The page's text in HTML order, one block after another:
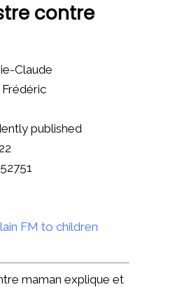
contre
Claude
published
FM to children
maman explique et